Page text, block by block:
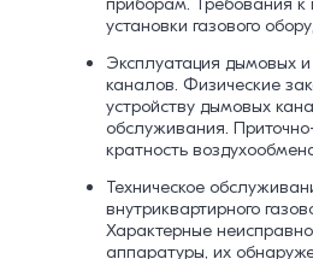
установки газового
Эксплуатация дымовых
каналов. Физические
устройству дымовых
обслуживания.
кратность
Техническое
внутриквартирного
Характерные
аппаратуры, их